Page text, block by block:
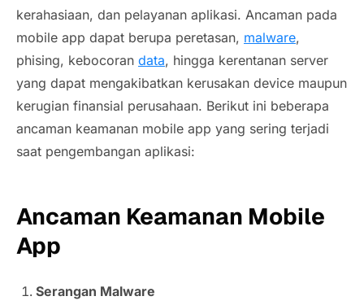
kerahasiaan, dan pelayanan aplikasi. Ancaman pada
mobile app dapat berupa peretasan, malware,
phising, kebocoran data, hingga kerentanan server
yang dapat mengakibatkan kerusakan device maupun
kerugian finansial perusahaan. Berikut ini beberapa
ancaman keamanan mobile app yang sering terjadi
saat pengembangan aplikasi:
Ancaman Keamanan Mobile
App
Serangan Malware